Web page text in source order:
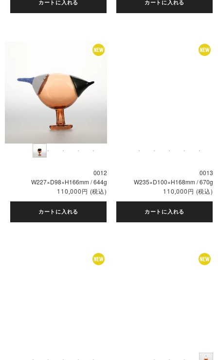
カートに入れる カートに入れる
0012
W227×D98×H166mm / 644g
110,000円 (税込)
カートに入れる
0013
W235×D100×H168mm / 670g
110,000円 (税込)
カートに入れる